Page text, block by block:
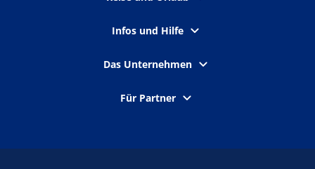
Infos und Hilfe
Das Unternehmen
Für Partner